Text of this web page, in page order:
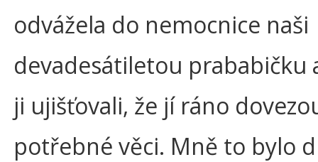
odvážela do nemocnice naši
devadesátiletou prababičku
ji ujišťovali, že jí ráno
potřebné věci. Mně to bylo